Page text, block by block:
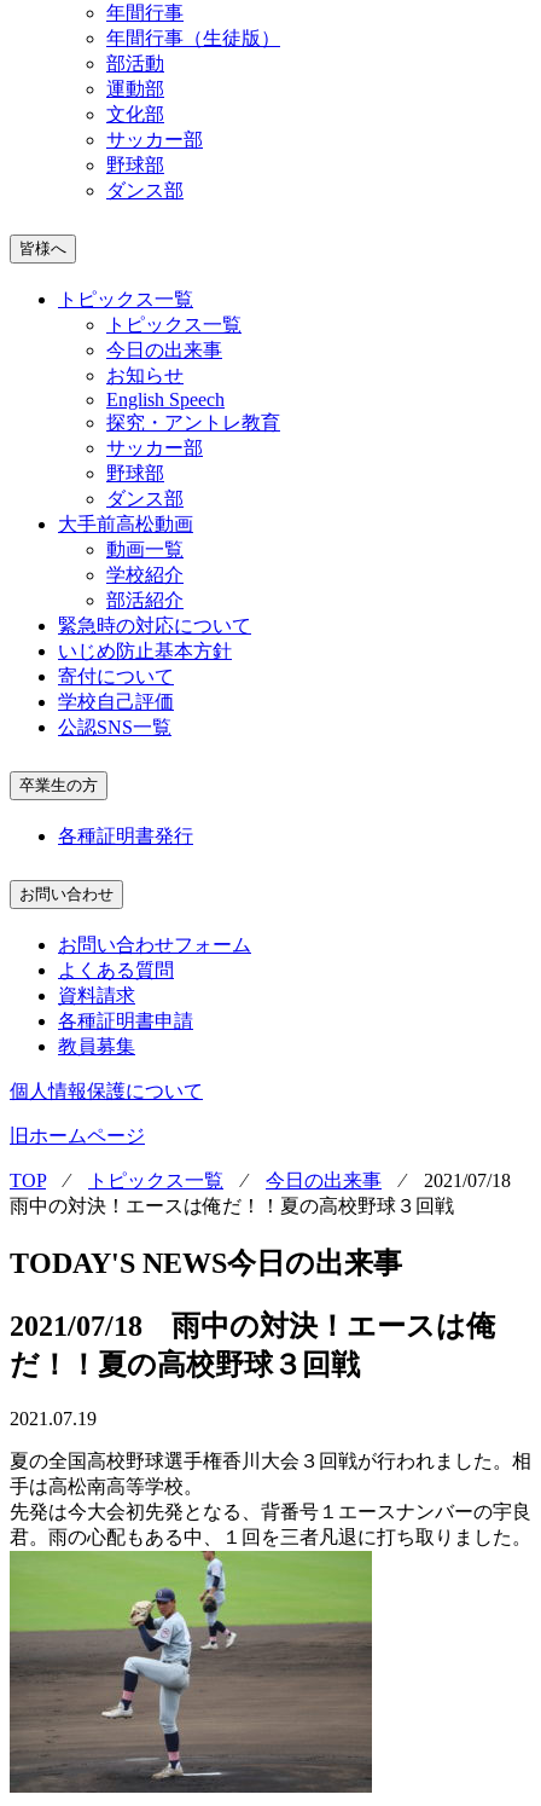
年間行事
年間行事（生徒版）
部活動
運動部
文化部
サッカー部
野球部
ダンス部
皆様へ
トピックス一覧
トピックス一覧
今日の出来事
お知らせ
English Speech
探究・アントレ教育
サッカー部
野球部
ダンス部
大手前高松動画
動画一覧
学校紹介
部活紹介
緊急時の対応について
いじめ防止基本方針
寄付について
学校自己評価
公認SNS一覧
卒業生の方
各種証明書発行
お問い合わせ
お問い合わせフォーム
よくある質問
資料請求
各種証明書申請
教員募集
個人情報保護について
旧ホームページ
TOP⁄ トピックス一覧 ⁄ 今日の出来事 ⁄ 2021/07/18
雨中の対決！エースは俺だ！！夏の高校野球３回戦
TODAY'S NEWS今日の出来事
2021/07/18 雨中の対決！エースは俺
だ！！夏の高校野球３回戦
2021.07.19
夏の全国高校野球選手権香川大会３回戦が行われました。相
手は高松南高等学校。
先発は今大会初先発となる、背番号１エースナンバーの宇良
君。雨の心配もある中、１回を三者凡退に打ち取りました。